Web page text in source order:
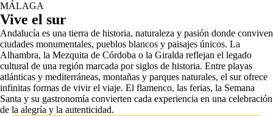
MÁLAGA
Vive el sur
Andalucía es una tierra de historia, naturaleza y pasión donde conviven
ciudades monumentales, pueblos blancos y paisajes únicos. La
Alhambra, la Mezquita de Córdoba o la Giralda reflejan el legado
cultural de una región marcada por siglos de historia. Entre playas
atlánticas y mediterráneas, montañas y parques naturales, el sur ofrece
infinitas formas de vivir el viaje. El flamenco, las ferias, la Semana
Santa y su gastronomía convierten cada experiencia en una celebración
de la alegría y la autenticidad.